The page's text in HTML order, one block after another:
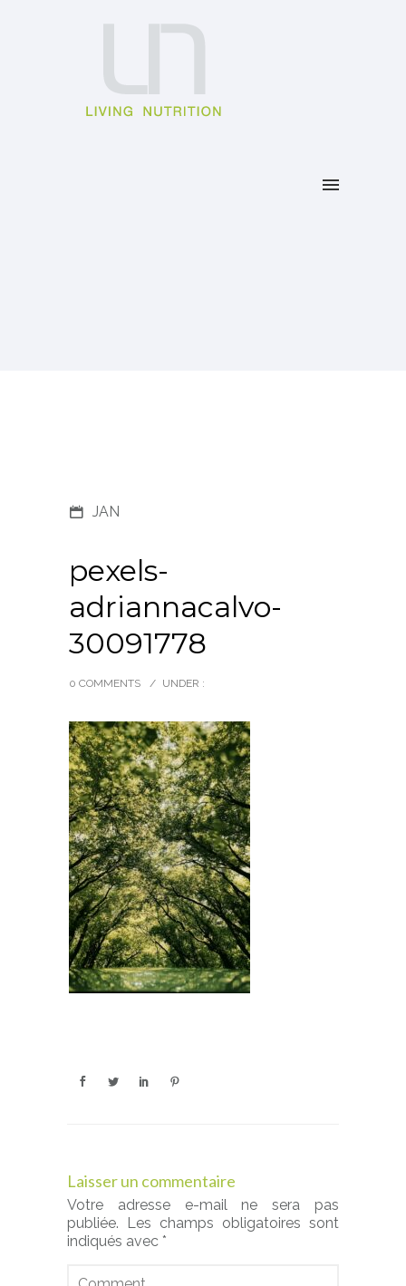
JAN
pexels-
adriannacalvo-
30091778
0 COMMENTS / UNDER :
Laisser un commentaire
Votre adresse e-mail ne sera pas
publiée.
Les champs obligatoires sont
indiqués avec *